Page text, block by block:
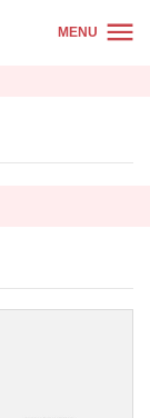
MENU